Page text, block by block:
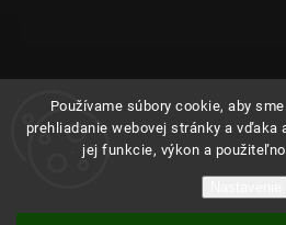
Používame súbory cookie, aby
prehliadanie webovej stránky a vďaka
jej funkcie, výkon a
Copyright 2026legendsport.sk.
Grafický návrh vytvořil a